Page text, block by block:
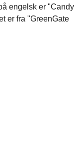
engelsk er "Candy
er fra "GreenGate